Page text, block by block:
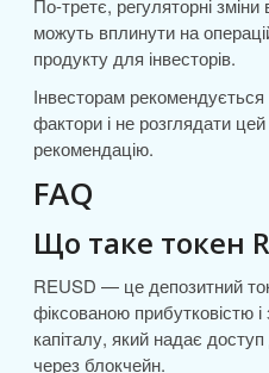
По-третє, регуляторні зміни
можуть вплинути на
продукту для інвесторів.
Інвесторам
фактори і не розглядати
рекомендацію.
FAQ
Що таке токен
REUSD — це депозитний
фіксованою прибутковістю
капіталу, який надає
через блокчейн.